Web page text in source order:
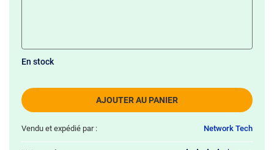
AJOUTER AU PANIER
En stock
Vendu et expédié par : Network Tech